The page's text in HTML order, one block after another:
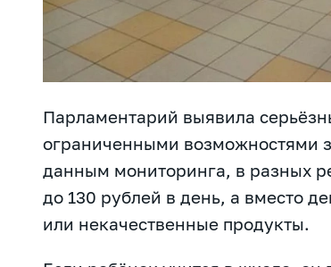
Парламентарий выявила
ограниченными возможностями
данным мониторинга, в разных
до 130 рублей в день, а вместо
или некачественные продукты.